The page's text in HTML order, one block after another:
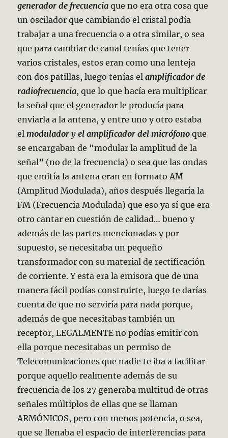
generador de frecuenciaque no era otra cosa que
un oscilador que cambiando el cristal podía
trabajar a una frecuencia o a otra similar, o sea
que para cambiar de canal tenías que tener
varios cristales, estos eran como una lenteja
con dos patillas, luego tenías elamplificador de
radiofrecuencia, que lo que hacía era multiplicar
la señal que el generador le producía para
enviarla a la antena, y entre uno y otro estaba
el modulador y el amplificador del micrófono que
se encargaban de “modular la amplitud de la
señal” (no de la frecuencia) o sea que las ondas
que emitía la antena eran en formato AM
(Amplitud Modulada), años después llegaría la
FM (Frecuencia Modulada) que eso ya sí que era
otro cantar en cuestión de calidad… bueno y
además de las partes mencionadas y por
supuesto, se necesitaba un pequeño
transformador con su material de rectificación
de corriente. Y esta era la emisora que de una
manera fácil podías construirte, luego te darías
cuenta de que no serviría para nada porque,
además de que necesitabas también un
receptor, LEGALMENTE no podías emitir con
ella porque necesitabas un permiso de
Telecomunicaciones que nadie te iba a facilitar
porque aquello realmente además de su
frecuencia de los 27 generaba multitud de otras
señales múltiplos de ellas que se llaman
ARMÓNICOS, pero con menos potencia, o sea,
que se llenaba el espacio de interferencias para